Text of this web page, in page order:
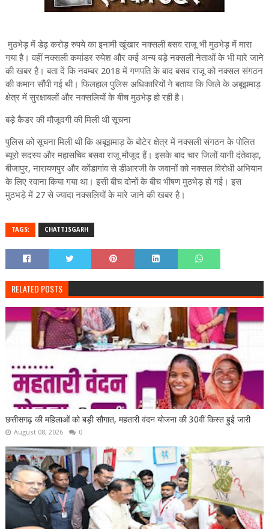
मुठभेड़ में डेढ़ करोड़ रुपये का इनामी खूंखार नक्सली बसव राजू भी मुठभेड़ में मारा
गया है। वहीं नक्सली कमांडर रुपेश और कई अन्य बड़े नक्सली नेताओं के भी मारे जाने
की खबर है। बता दें कि नवम्बर 2018 में गणपति के बाद बसव राजू को नक्सल संगठन
की कमान सौंपी गई थी। फिलहाल पुलिस अधिकारियों ने बताया कि जिले के अबूझमाड़
क्षेत्र में सुरक्षाबलों और नक्सलियों के बीच मुठभेड़ हो रही है।
बड़े कैडर की मौजूदगी की मिली थी सूचना
पुलिस को सूचना मिली थी कि अबूझमाड़ के बोटेर क्षेत्र में नक्सली संगठन के पोलित
ब्यूरो सदस्य और महासचिव बसवा राजू मौजूद हैं। इसके बाद चार जिलों यानी दंतेवाड़ा,
बीजापुर, नारायणपुर और कोंडागांव से डीआरजी के जवानों को नक्सल विरोधी अभियान
के लिए रवाना किया गया था। इसी बीच दोनों के बीच भीषण मुठभेड़ हो गई। इस
मुठभड़े में 27 से ज्यादा नक्सलियों के मारे जाने की खबर है।
TAGS: CHATTISGARH
RELATED POSTS
छत्तीसगढ़ की महिलाओं को बड़ी सौगात, महतारी वंदन योजना की 30वीं किस्त हुई जारी
August 08, 2026 0